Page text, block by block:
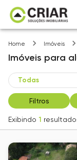
Home Imóveis
Imóveis para
Filtros
Exibindo 1